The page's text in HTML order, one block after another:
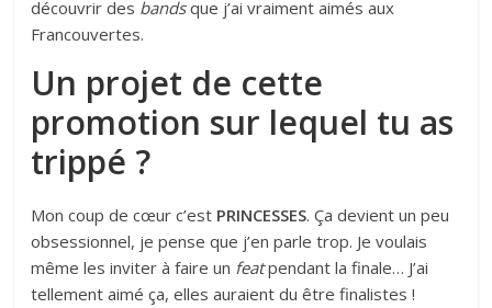
découvrir des bandsque j’ai vraiment aimés aux
Francouvertes.
Un projet de cette
promotion sur lequel tu as
trippé ?
Mon coup de cœur c’est PRINCESSES. Ça devient un peu
obsessionnel, je pense que j’en parle trop. Je voulais
même les inviter à faire un featpendant la finale… J’ai
tellement aimé ça, elles auraient du être finalistes !